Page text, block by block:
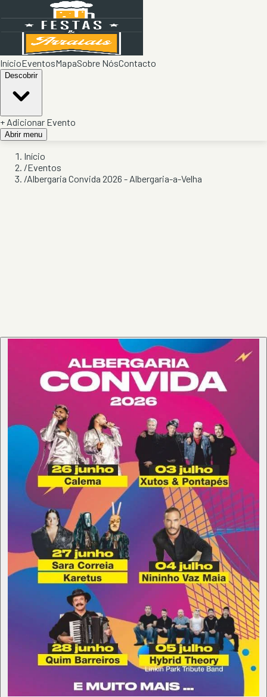
InícioEventosMapaSobre NósContacto
Descobrir
+ Adicionar Evento
Abrir menu
Início
/Eventos
/Albergaria Convida 2026 - Albergaria-a-Velha